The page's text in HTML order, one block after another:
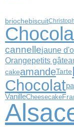
briochebiscuit
cannellejaune
Orangepetits
cakeamandeTarte
Chocolat
VanilleCheesecake